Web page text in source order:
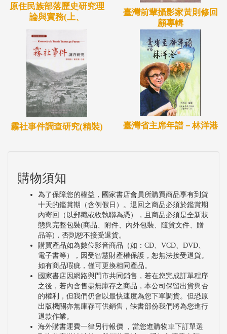
原住民族部落歷史研究理
論與實務(上、
臺灣前輩攝影家黃則修回
顧專輯
霧社事件調查研究(精裝) 臺灣省主席年譜－林洋港
購物須知
為了保障您的權益，國家書店會員所購買商品享有到貨
十天的鑑賞期（含例假日）。退回之商品必須於鑑賞期
內寄回（以郵戳或收執聯為憑），且商品必須是全新狀
態與完整包裝(商品、附件、內外包裝、隨貨文件、贈
品等)，否則恕不接受退貨。
購買產品如為數位影音商品（如：CD、VCD、DVD、
電子書等），因受智慧財產權保護，恕無法接受退貨。
如有商品瑕疵，僅可更換相同產品。
國家書店因網路與門市共同銷售，若在您完成訂單程序
之後，若內含售盡無庫存之商品，本公司保留出貨與否
的權利，但我們仍會以最快速度為您下單調貨。但恐原
出版機關亦無庫存可供銷售，缺書部份我們將為您進行
退款作業。
海外購書運費一律另行報價 ，當您進購物車下訂單選